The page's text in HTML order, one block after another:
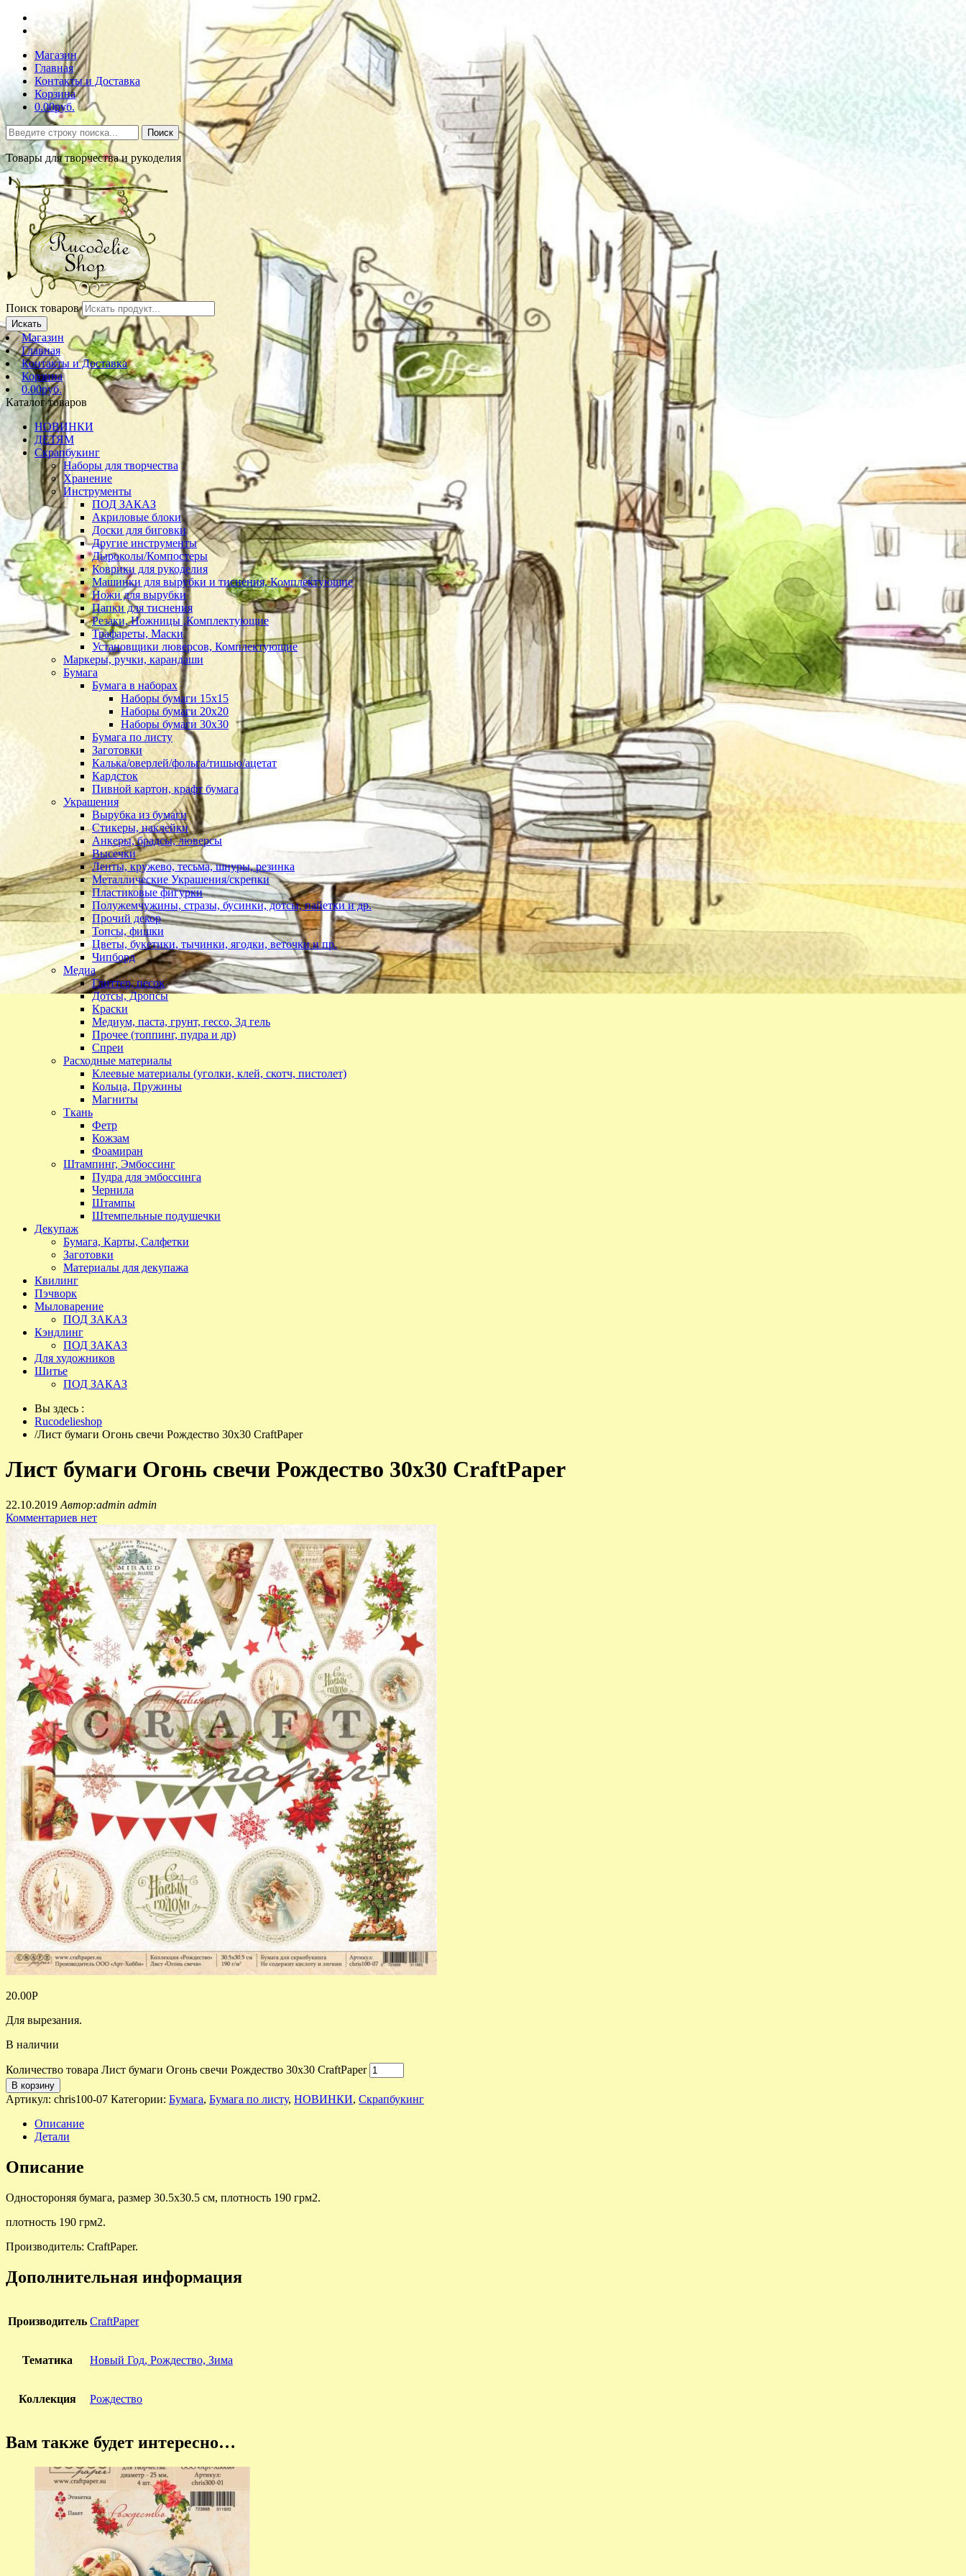
Магазин
Главная
Контакты и Доставка
Корзина
0.00руб.
Поиск
Товары для творчества и рукоделия
Поиск товаров
Искать
Магазин
Главная
Контакты и Доставка
Корзина
0.00руб.
Каталог товаров
НОВИНКИ
ДЕТЯМ
Скрапбукинг
Наборы для творчества
Хранение
Инструменты
ПОД ЗАКАЗ
Акриловые блоки
Доски для биговки
Другие инструменты
Дыроколы/Компостеры
Коврики для рукоделия
Машинки для вырубки и тиснения, Комплектующие
Ножи для вырубки
Папки для тиснения
Резаки, Ножницы ,Комплектующие
Трафареты, Маски
Установщики люверсов, Комплектующие
Маркеры, ручки, карандаши
Бумага
Бумага в наборах
Наборы бумаги 15х15
Наборы бумаги 20х20
Наборы бумаги 30х30
Бумага по листу
Заготовки
Калька/оверлей/фольга/тишью/ацетат
Кардсток
Пивной картон, крафт бумага
Украшения
Вырубка из бумаги
Стикеры, наклейки
Анкеры, брадсы, люверсы
Высечки
Ленты, кружево, тесьма, шнуры, резинка
Металлические Украшения/скрепки
Пластиковые фигурки
Полужемчужины, стразы, бусинки, дотсы, пайетки и др.
Прочий декор
Топсы, фишки
Цветы, букетики, тычинки, ягодки, веточки и пр.
Чипборд
Медиа
Глиттер, песок
Дотсы, Дропсы
Краски
Медиум, паста, грунт, гессо, 3д гель
Прочее (топпинг, пудра и др)
Спреи
Расходные материалы
Клеевые материалы (уголки, клей, скотч, пистолет)
Кольца, Пружины
Магниты
Ткань
Фетр
Кожзам
Фоамиран
Штампинг, Эмбоссинг
Пудра для эмбоссинга
Чернила
Штампы
Штемпельные подушечки
Декупаж
Бумага, Карты, Салфетки
Заготовки
Материалы для декупажа
Квилинг
Пэчворк
Мыловарение
ПОД ЗАКАЗ
Кэндлинг
ПОД ЗАКАЗ
Для художников
Шитье
ПОД ЗАКАЗ
Вы здесь :
Rucodelieshop
/Лист бумаги Огонь свечи Рождество 30х30 CraftPaper
Лист бумаги Огонь свечи Рождество 30х30 CraftPaper
22.10.2019 Автор:admin admin
Комментариев нет
20.00Р
Для вырезания.
В наличии
Количество товара Лист бумаги Огонь свечи Рождество 30х30 CraftPaper
В корзину
Артикул: chris100-07 Категории: Бумага, Бумага по листу, НОВИНКИ, Скрапбукинг
Описание
Детали
Описание
Одностороняя бумага, размер 30.5х30.5 см, плотность 190 грм2.
плотность 190 грм2.
Производитель: CraftPaper.
Дополнительная информация
Производитель CraftPaper
Тематика Новый Год, Рождество, Зима
Коллекция Рождество
Вам также будет интересно…